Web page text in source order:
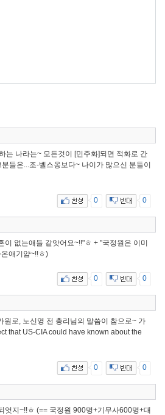
는 나라는~ 모든것이 [민주화]되면 적화로 간
들은...조-벨스옹보다~ 나이가 많으신 분들이
0 0
없는애들 같앗어요~!!"ㅎ + "국정원은 이미
애기얌~!!ㅎ)
0 0
로, 노신영 전 총리님의 말씀이 참으로~ 가
that US-CIA could have known about the
0 0
지~!!ㅎ (== 국정원 900명+기무사600명+대